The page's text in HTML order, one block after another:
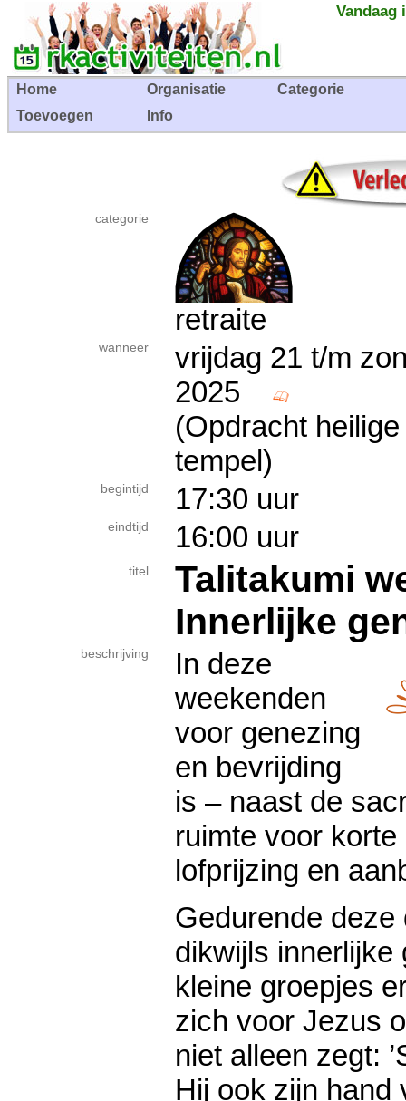
Vandaag
Home Organisatie
Categorie
Toevoegen
Info
categorie
retraite
wanneer
vrijdag 21 t/m
2025
(Opdracht
tempel)
begintijd 17:30 uur
eindtijd 16:00 uur
titel
Talitakumi
Innerlijke
beschrijving
In deze
weekenden
voor genezing
en bevrijding
is – naast de
ruimte voor
lofprijzing en
Gedurende deze
dikwijls innerlijke
kleine groepjes
zich voor Jezus
niet alleen zegt:
Hij ook zijn hand